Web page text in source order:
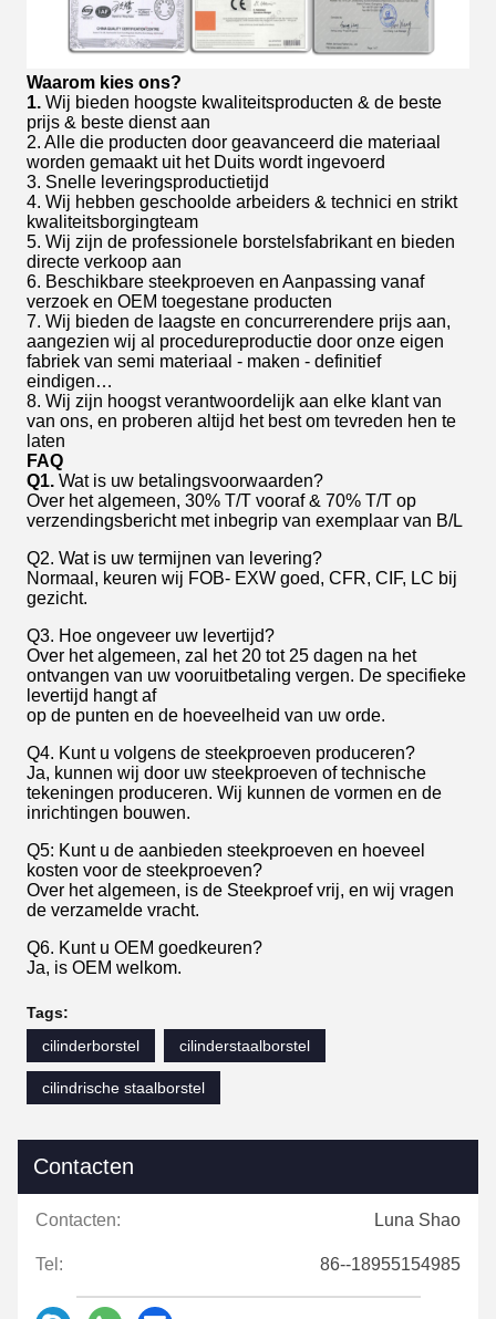
Waarom kies ons?
1. Wij bieden hoogste kwaliteitsproducten & de beste
prijs & beste dienst aan
2. Alle die producten door geavanceerd die materiaal
worden gemaakt uit het Duits wordt ingevoerd
3. Snelle leveringsproductietijd
4. Wij hebben geschoolde arbeiders & technici en strikt
kwaliteitsborgingteam
5. Wij zijn de professionele borstelsfabrikant en bieden
directe verkoop aan
6. Beschikbare steekproeven en Aanpassing vanaf
verzoek en OEM toegestane producten
7. Wij bieden de laagste en concurrerendere prijs aan,
aangezien wij al procedureproductie door onze eigen
fabriek van semi materiaal - maken - definitief
eindigen…
8. Wij zijn hoogst verantwoordelijk aan elke klant van
van ons, en proberen altijd het best om tevreden hen te
laten
FAQ
Q1. Wat is uw betalingsvoorwaarden?
Over het algemeen, 30% T/T vooraf & 70% T/T op
verzendingsbericht met inbegrip van exemplaar van B/L
Q2. Wat is uw termijnen van levering?
Normaal, keuren wij FOB- EXW goed, CFR, CIF, LC bij
gezicht.
Q3. Hoe ongeveer uw levertijd?
Over het algemeen, zal het 20 tot 25 dagen na het
ontvangen van uw vooruitbetaling vergen. De specifieke
levertijd hangt af
op de punten en de hoeveelheid van uw orde.
Q4. Kunt u volgens de steekproeven produceren?
Ja, kunnen wij door uw steekproeven of technische
tekeningen produceren. Wij kunnen de vormen en de
inrichtingen bouwen.
Q5: Kunt u de aanbieden steekproeven en hoeveel
kosten voor de steekproeven?
Over het algemeen, is de Steekproef vrij, en wij vragen
de verzamelde vracht.
Q6. Kunt u OEM goedkeuren?
Ja, is OEM welkom.
Tags:
cilinderborstel
cilinderstaalborstel
cilindrische staalborstel
Contacten
Contacten: Luna Shao
Tel: 86--18955154985